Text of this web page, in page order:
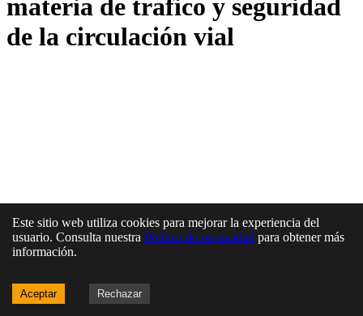
materia de trafico y seguri­dad
de la circulación vial
Este sitio web utiliza cookies para mejorar la experiencia del
usuario. Consulta nuestra Política de privacidad para obtener más
información.
Aceptar Rechazar